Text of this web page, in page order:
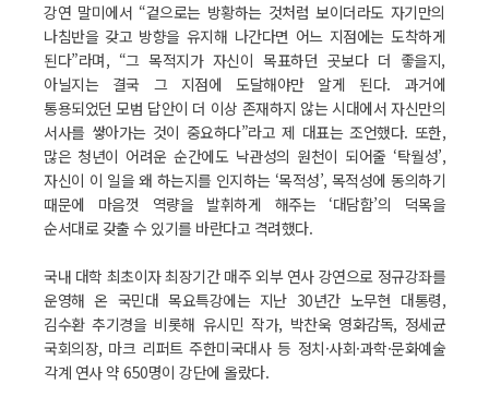
강연 말미에서 “겉으로는 방황하는 것처럼 보이더라도 자기만의
나침반을 갖고 방향을 유지해 나간다면 어느 지점에는 도착하게
된다”라며, “그 목적지가 자신이 목표하던 곳보다 더 좋을지,
아닐지는 결국 그 지점에 도달해야만 알게 된다. 과거에
통용되었던 모범 답안이 더 이상 존재하지 않는 시대에서 자신만의
서사를 쌓아가는 것이 중요하다”라고 제 대표는 조언했다. 또한,
많은 청년이 어려운 순간에도 낙관성의 원천이 되어줄 ‘탁월성’,
자신이 이 일을 왜 하는지를 인지하는 ‘목적성’, 목적성에 동의하기
때문에 마음껏 역량을 발휘하게 해주는 ‘대담함’의 덕목을
순서대로 갖출 수 있기를 바란다고 격려했다.
국내 대학 최초이자 최장기간 매주 외부 연사 강연으로 정규강좌를
운영해 온 국민대 목요특강에는 지난 30년간 노무현 대통령,
김수환 추기경을 비롯해 유시민 작가, 박찬욱 영화감독, 정세균
국회의장, 마크 리퍼트 주한미국대사 등 정치·사회·과학·문화예술
각계 연사 약 650명이 강단에 올랐다.